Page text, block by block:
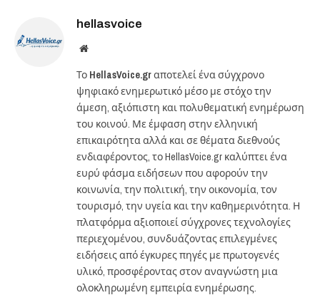
hellasvoice
Website
Το HellasVoice.grαποτελεί ένα σύγχρονο
ψηφιακό ενημερωτικό μέσο με στόχο την
άμεση, αξιόπιστη και πολυθεματική ενημέρωση
του κοινού. Με έμφαση στην ελληνική
επικαιρότητα αλλά και σε θέματα διεθνούς
ενδιαφέροντος, το HellasVoice.gr καλύπτει ένα
ευρύ φάσμα ειδήσεων που αφορούν την
κοινωνία, την πολιτική, την οικονομία, τον
τουρισμό, την υγεία και την καθημερινότητα. Η
πλατφόρμα αξιοποιεί σύγχρονες τεχνολογίες
περιεχομένου, συνδυάζοντας επιλεγμένες
ειδήσεις από έγκυρες πηγές με πρωτογενές
υλικό, προσφέροντας στον αναγνώστη μια
ολοκληρωμένη εμπειρία ενημέρωσης.